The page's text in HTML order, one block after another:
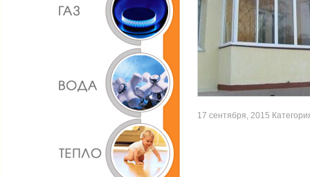
17 сентября, 2015